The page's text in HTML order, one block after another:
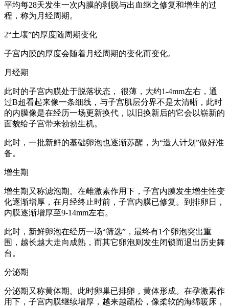
平均每28天发生一次内膜的剥脱与出血继之修复和增生的过
程，称为月经周期。
2“土壤”的厚度随周期变化
子宫内膜的厚度会随着月经周期的变化而变化。
月经期
此时的子宫内膜处于脱落状态， 很薄，大约1-4mm左右，通
过B超看起来像一条细线，与子宫肌层分界不是太清晰，此时
的内膜像是在经历一场更新换代，以旧换新后的它会以崭新的
面貌给子宫带来勃勃生机。
此时，一批新鲜的基础卵泡也逐渐苏醒，为“造人计划”做好准
备。
增生期
增生期又称滤泡期。在雌激素作用下，子宫内膜发生增生性变
化逐渐增厚，在月经终止时前，子宫内膜已修复。到排卵日，
内膜逐渐增厚至9-14mm左右。
此时，新鲜卵泡在经历一场“筛选”，最终有1个卵泡突出重
围，越长越大走向成熟，而其它卵泡则发生闭锁而退出历史舞
台。
分泌期
分泌期又称黄体期。此时卵巢已排卵，黄体形成。在孕激素作
用下，子宫内膜继续增厚，越来越疏松，像柔软的海绵暖床，